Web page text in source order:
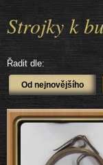
Strojky k
Řadit dle: